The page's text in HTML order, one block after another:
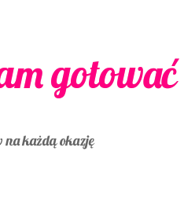
gotować
każdą okazję